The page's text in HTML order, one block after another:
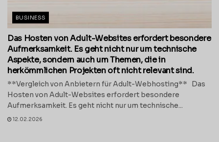
BUSINESS
Das Hosten von Adult-Websites erfordert besondere
Aufmerksamkeit. Es geht nicht nur um technische
Aspekte, sondern auch um Themen, die in
herkömmlichen Projekten oft nicht relevant sind.
**Vergleich von Anbietern für Adult-Webhosting** Das
Hosten von Adult-Websites erfordert besondere
Aufmerksamkeit. Es geht nicht nur um technische...
12.02.2026